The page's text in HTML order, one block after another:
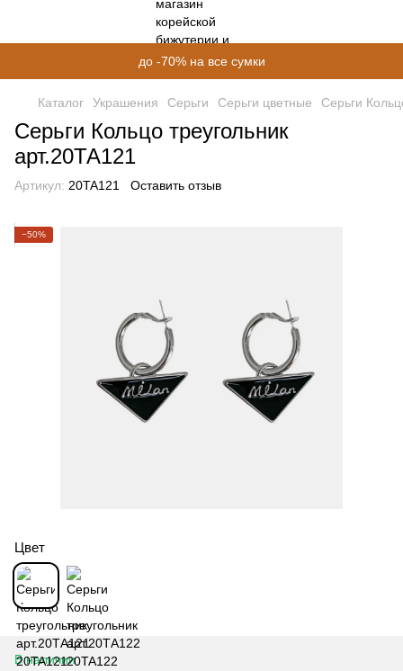
до -70% на все сумки
Каталог Украшения Серьги Серьги цветные Серьги
Серьги Кольцо треугольник
арт.20ТА121
Артикул: 20TA121 Оставить отзыв
−50%
Цвет
В наличии